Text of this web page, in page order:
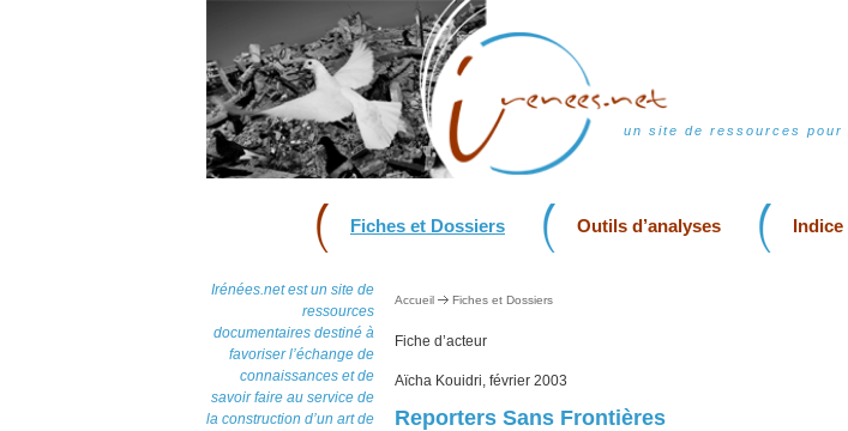
un site de ressources pour
Fiches et Dossiers Outils d’analyses Indice
Irénées.net est un site de
ressources
documentaires destiné à
favoriser l’échange de
connaissances et de
savoir faire au service de
la construction d’un art de
Accueil Fiches et Dossiers
Fiche d’acteur
Aïcha Kouidri, février 2003
Reporters Sans Frontières